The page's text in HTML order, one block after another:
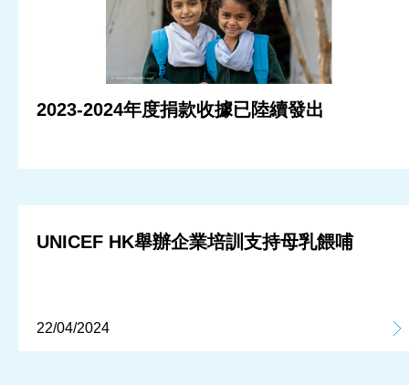
2023-2024年度捐款收據已陸續發出
UNICEF HK舉辦企業培訓支持母乳餵哺
22/04/2024